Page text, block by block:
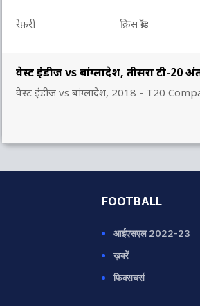
वेस्ट इंडीज vs बांग्लादेश, तीसरा टी-20
वेस्ट इंडीज vs बांग्लादेश, 2018 - T20
रेफ़री क्रिस ब्रॉड
FOOTBALL
आईएसएल 2022-23
ख़बरें
फिक्सचर्स